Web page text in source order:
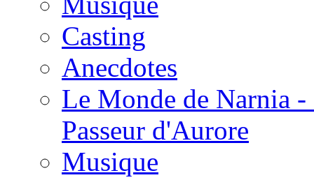
Casting
Anecdotes
Le Monde de Narnia
Passeur d'Aurore
Musique